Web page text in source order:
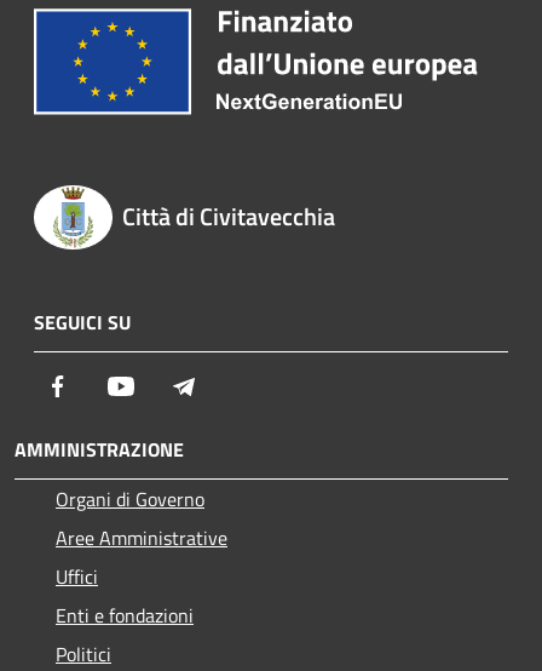
Città di Civitavecchia
SEGUICI SU
Facebook Youtube
AMMINISTRAZIONE
Organi di Governo
Aree Amministrative
Uffici
Enti e fondazioni
Politici